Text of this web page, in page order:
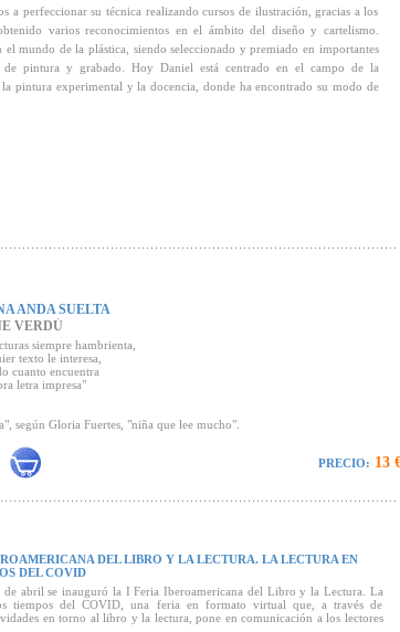
a perfeccionar su técnica realizando cursos de ilustración, gracias a los
varios reconocimientos en el ámbito del diseño y cartelismo.
el mundo de la plástica, siendo seleccionado y premiado en importantes
de pintura y grabado. Hoy Daniel está centrado en el campo de la
pintura experimental y la docencia, donde ha encontrado su modo de
ANDA SUELTA
VERDÚ
siempre hambrienta,
texto le interesa,
cuanto encuentra
letra impresa"
según Gloria Fuertes, "niña que lee mucho".
a Gloria Fuertes y a la poesía y una invitación a la lectura.
anda suelta
rinde un homenaje al poder de la lectura, alimento para convertir a los niños
ampliando nuestra imaginación. Jalonado de ilustraciones a página
realizadas a través de técnicas digitales, el álbum juega con los planos y la
y arrancan sonrisas a los lectores"(Canal Lector).
PRECIO: 13
DEL LIBRO Y LA LECTURA. LA LECTURA EN
DEL COVID
de abril se inauguró la I Feria Iberoamericana del Libro y la Lectura. La
tiempos del COVID, una feria en formato virtual que, a través de
en torno al libro y la lectura, pone en comunicación a los lectores